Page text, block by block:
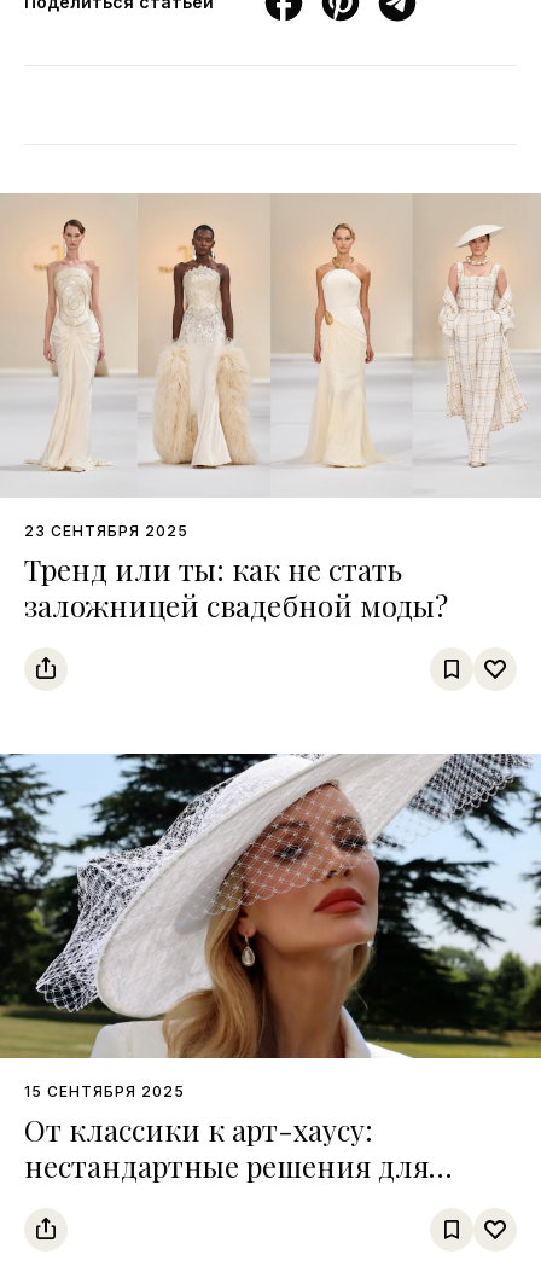
23 СЕНТЯБРЯ 2025
Тренд или ты: как не стать
заложницей свадебной моды?
15 СЕНТЯБРЯ 2025
От классики к арт-хаусу:
нестандартные решения для
ярких свадебных образов